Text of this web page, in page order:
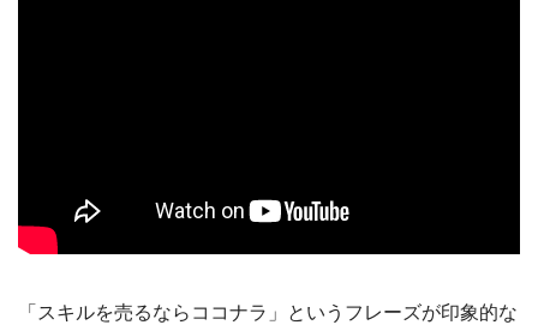
「スキルを売るならココナラ」というフレーズが印象的な